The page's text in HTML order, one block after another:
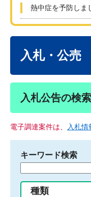
熱中症を予防しま
入札・公売
入札公告の検
電子調達案件は、 入札
キーワード検索
種類